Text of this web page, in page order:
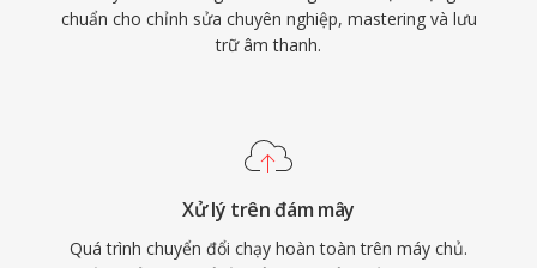
giới hạn đó.
chuẩn cho chỉnh sửa chuyên nghiệp, mastering và lưu
trữ âm thanh.
Xử lý trên đám mây
Quá trình chuyển đổi chạy hoàn toàn trên máy chủ.